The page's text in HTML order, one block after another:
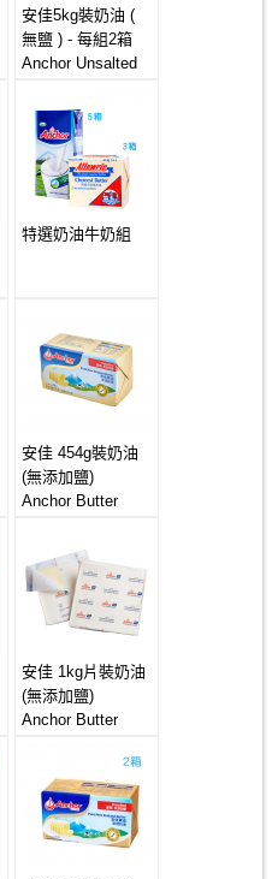
安佳5kg裝奶油 (
無鹽 ) - 每組2箱
Anchor Unsalted
特選奶油牛奶組
安佳 454g裝奶油
(無添加鹽)
Anchor Butter
(Unsalted)
安佳 1kg片裝奶油
(無添加鹽)
Anchor Butter